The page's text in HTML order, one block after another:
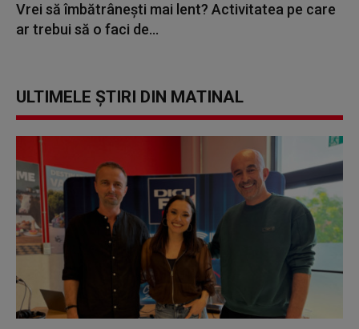
Vrei să îmbătrânești mai lent? Activitatea pe care
ar trebui să o faci de...
ULTIMELE ȘTIRI DIN MATINAL